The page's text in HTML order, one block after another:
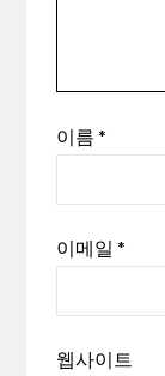
이름*
이메일*
웹사이트